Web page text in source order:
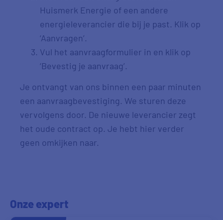
Huismerk Energie of een andere
energieleverancier die bij je past. Klik op
‘Aanvragen’.
Vul het aanvraagformulier in en klik op
‘Bevestig je aanvraag’.
Je ontvangt van ons binnen een paar minuten
een aanvraagbevestiging. We sturen deze
vervolgens door. De nieuwe leverancier zegt
het oude contract op. Je hebt hier verder
geen omkijken naar.
Onze expert